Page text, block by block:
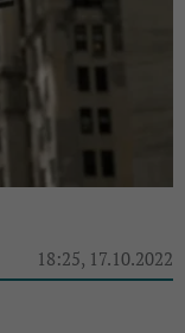
18:25, 17.10.2022